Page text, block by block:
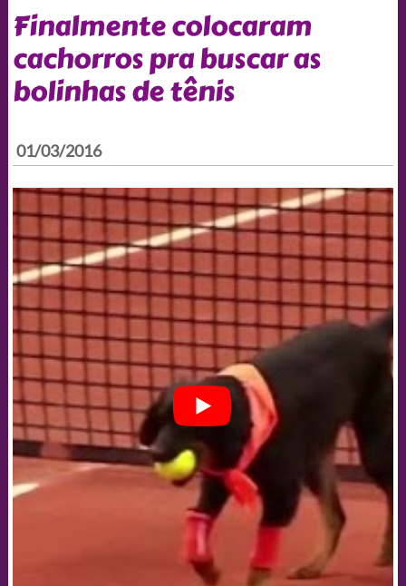
Finalmente colocaram
cachorros pra buscar as
bolinhas de tênis
01/03/2016